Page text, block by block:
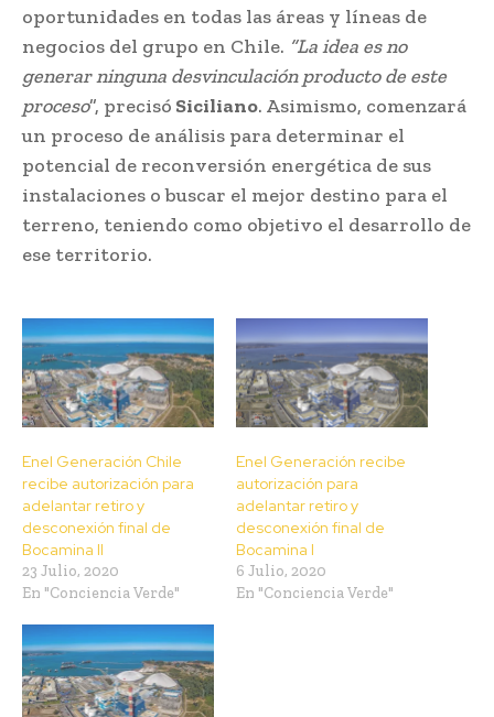
oportunidades en todas las áreas y líneas de
negocios del grupo en Chile. “La idea es no
generar ninguna desvinculación producto de este
proceso”, precisó Siciliano. Asimismo, comenzará
un proceso de análisis para determinar el
potencial de reconversión energética de sus
instalaciones o buscar el mejor destino para el
terreno, teniendo como objetivo el desarrollo de
ese territorio.
Enel Generación Chile
recibe autorización para
adelantar retiro y
desconexión final de
Bocamina II
23 Julio, 2020
En "Conciencia Verde"
Enel Generación recibe
autorización para
adelantar retiro y
desconexión final de
Bocamina I
6 Julio, 2020
En "Conciencia Verde"